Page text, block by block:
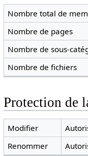
Nombre total de
Nombre de pages
Nombre de sous-
Nombre de fichiers
Protection de
Modifier
Renommer